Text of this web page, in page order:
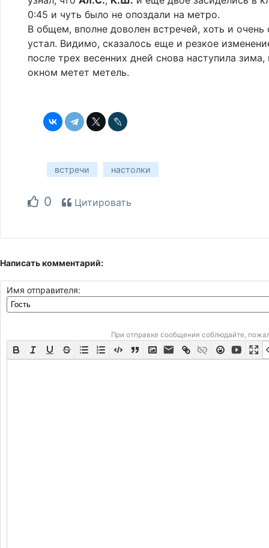
0:45 и чуть было не опоздали на метро.
В общем, вполне доволен встречей, хоть и очень
устал. Видимо, сказалось еще и резкое
после трех весенних дней снова наступила зима,
окном метет метель.
встречи настолки
0 Цитировать
Написать комментарий:
Имя отправителя:
При отправке сообщения соблюдайте,